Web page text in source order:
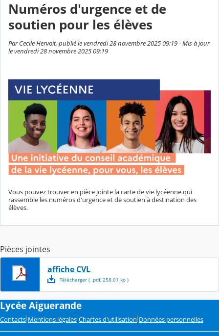
Numéros d'urgence et de
soutien pour les élèves
Par Cecile Hervoit, publié le vendredi 28 novembre 2025 09:19 - Mis à jour
le vendredi 28 novembre 2025 09:19
Vous pouvez trouver en pièce jointe la carte de vie lycéenne qui
rassemble les numéros d'urgence et de soutien à destination des
élèves.
Pièces jointes
affiche CVL
Télécharger( .pdf, 258.01 ko)
Lycée Aiguerande
Contacts Mentions légales Chartes d'utilisation Données personnelles